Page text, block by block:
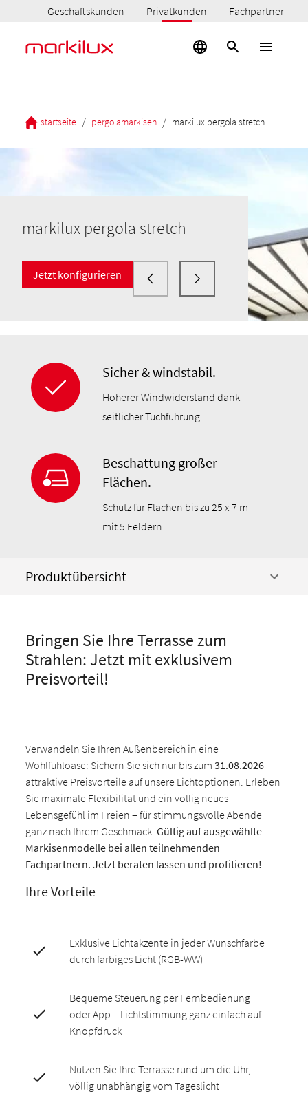
Geschäftskunden Privatkunden Fachpartner
startseite / pergolamarkisen / markilux pergola stretch
markilux pergola stretch
Jetzt konfigurieren
Sicher & windstabil.
Höherer Windwiderstand dank
seitlicher Tuchführung
Beschattung großer
Flächen.
Schutz für Flächen bis zu 25 x 7 m
mit 5 Feldern
Produktübersicht
Bringen Sie Ihre Terrasse zum
Strahlen: Jetzt mit exklusivem
Preisvorteil!
Verwandeln Sie Ihren Außenbereich in eine
Wohlfühloase: Sichern Sie sich nur bis zum31.08.2026
attraktive Preisvorteile auf unsere Lichtoptionen. Erleben
Sie maximale Flexibilität und ein völlig neues
Lebensgefühl im Freien – für stimmungsvolle Abende
ganz nach Ihrem Geschmack.Gültig auf ausgewählte
Markisenmodelle bei allen teilnehmenden
Fachpartnern. Jetzt beraten lassen und profitieren!
Ihre Vorteile
Exklusive Lichtakzente in jeder Wunschfarbe
durch farbiges Licht (RGB-WW)
Bequeme Steuerung per Fernbedienung
oder App – Lichtstimmung ganz einfach auf
Knopfdruck
Nutzen Sie Ihre Terrasse rund um die Uhr,
völlig unabhängig vom Tageslicht